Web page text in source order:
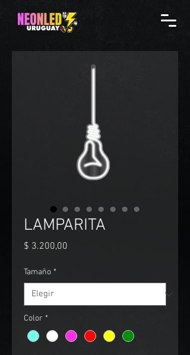
LAMPARITA
$ 3.200,00
Tamaño *
Color *